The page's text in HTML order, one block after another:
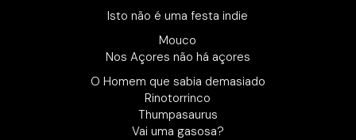
Isto não é uma festa indie
Mouco
Nos Açores não há açores
O Homem que sabia demasiado
Rinotorrinco
Thumpasaurus
Vai uma gasosa?